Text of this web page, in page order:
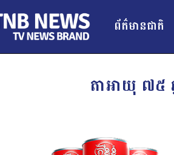
ព័ត៌មានជាតិ
តាអាយុ ៧៥